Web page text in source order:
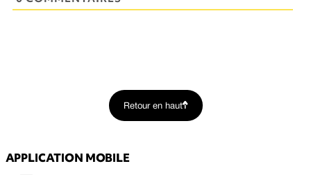
Retour en haut
APPLICATION MOBILE